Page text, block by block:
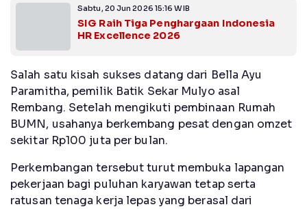
Sabtu, 20 Jun 2026 15:16 WIB
SIG Raih Tiga Penghargaan Indonesia
HR Excellence 2026
Salah satu kisah sukses datang dari Bella Ayu
Paramitha, pemilik Batik Sekar Mulyo asal
Rembang. Setelah mengikuti pembinaan Rumah
BUMN, usahanya berkembang pesat dengan omzet
sekitar Rp100 juta per bulan.
Perkembangan tersebut turut membuka lapangan
pekerjaan bagi puluhan karyawan tetap serta
ratusan tenaga kerja lepas yang berasal dari